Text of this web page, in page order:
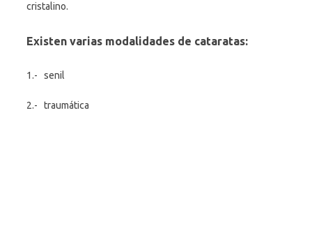
cristalino.
Existen varias modalidades de cataratas:
1.- senil
2.- traumática